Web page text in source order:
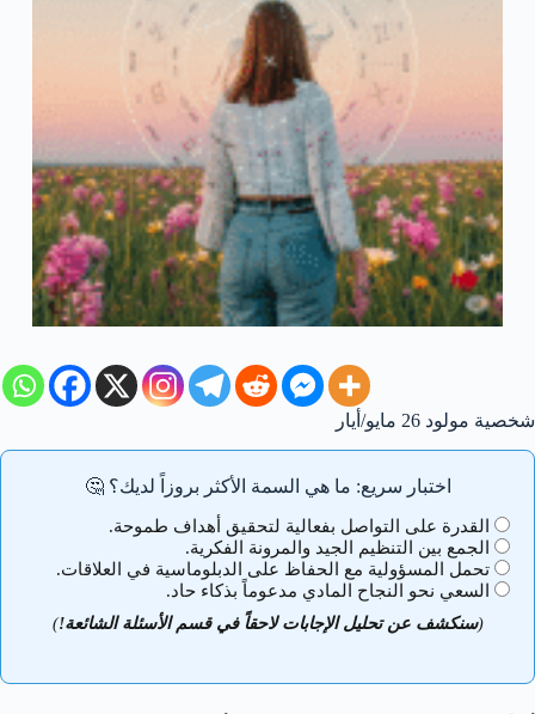
شخصية مولود 26 مايو/أيار
اختبار سريع: ما هي السمة الأكثر بروزاً لديك؟ 🤔
القدرة على التواصل بفعالية لتحقيق أهداف طموحة.
الجمع بين التنظيم الجيد والمرونة الفكرية.
تحمل المسؤولية مع الحفاظ على الدبلوماسية في العلاقات.
السعي نحو النجاح المادي مدعوماً بذكاء حاد.
(سنكشف عن تحليل الإجابات لاحقاً في قسم الأسئلة الشائعة!)